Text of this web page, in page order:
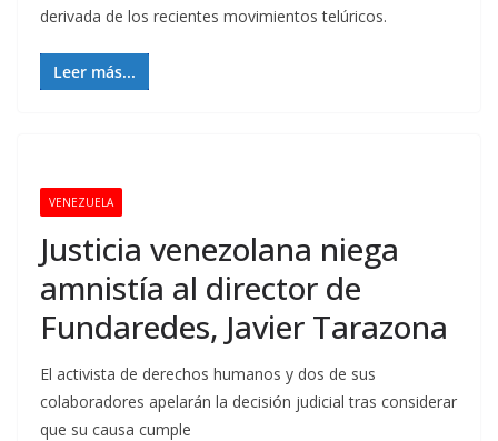
derivada de los recientes movimientos telúricos.
Leer más...
VENEZUELA
Justicia venezolana niega
amnistía al director de
Fundaredes, Javier Tarazona
El activista de derechos humanos y dos de sus
colaboradores apelarán la decisión judicial tras considerar
que su causa cumple